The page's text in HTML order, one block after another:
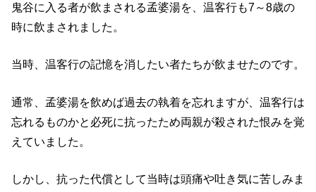
鬼谷に入る者が飲まされる孟婆湯を、温客行も7～8歳の
時に飲まされました。
当時、温客行の記憶を消したい者たちが飲ませたのです。
通常、孟婆湯を飲めば過去の執着を忘れますが、温客行は
忘れるものかと必死に抗ったため両親が殺された恨みを覚
えていました。
しかし、抗った代償として当時は頭痛や吐き気に苦しみま